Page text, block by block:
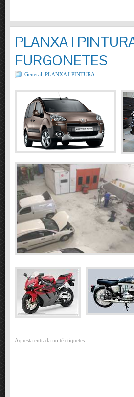
PLANXA I
FURGONETES
General PLANXA I PINTURA
Aquesta entrada no té etiquetes